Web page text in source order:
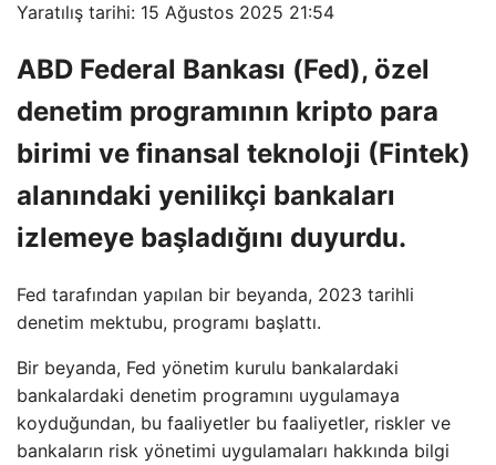
Yaratılış tarihi: 15 Ağustos 2025 21:54
ABD Federal Bankası (Fed), özel
denetim programının kripto para
birimi ve finansal teknoloji (Fintek)
alanındaki yenilikçi bankaları
izlemeye başladığını duyurdu.
Fed tarafından yapılan bir beyanda, 2023 tarihli
denetim mektubu, programı başlattı.
Bir beyanda, Fed yönetim kurulu bankalardaki
bankalardaki denetim programını uygulamaya
koyduğundan, bu faaliyetler bu faaliyetler, riskler ve
bankaların risk yönetimi uygulamaları hakkında bilgi